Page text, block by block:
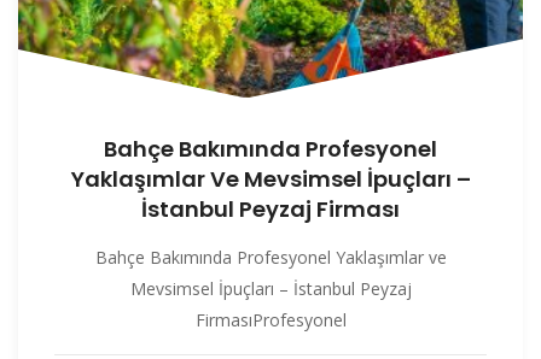
Bahçe Bakımında Profesyonel
Yaklaşımlar Ve Mevsimsel İpuçları –
İstanbul Peyzaj Firması
Bahçe Bakımında Profesyonel Yaklaşımlar ve
Mevsimsel İpuçları – İstanbul Peyzaj
FirmasıProfesyonel